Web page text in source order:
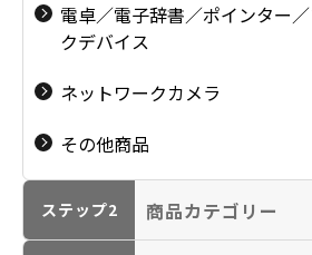
電卓／電子辞書／ポインター
クデバイス
ネットワークカメラ
その他商品
ステップ2 商品カテゴリー